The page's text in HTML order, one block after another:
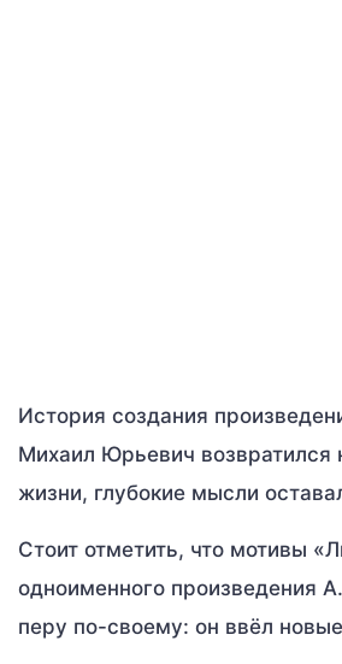
История создания
Михаил Юрьевич возвратился
жизни, глубокие мысли
Стоит отметить, что мотивы
одноименного произведения
перу по-своему: он ввёл